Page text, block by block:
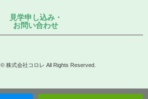
見学申し込み・
お問い合わせ
株式会社コロレ All Rights Reserved.